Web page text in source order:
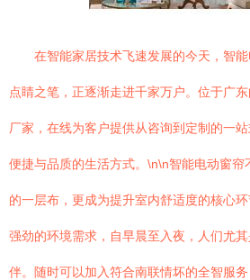
在智能家居技术飞速发展的今天，智
点睛之笔，正逐渐走进千家万户。位于广
厂家，在线为客户提供从咨询到定制的一
便捷与品质的生活方式。\n\n智能电动窗帘
的一层布，更成为提升室内舒适度的核心
强劲的环境需求，自早晨至入夜，人们尤
伴。随时可以加入符合南联情坏的全智服